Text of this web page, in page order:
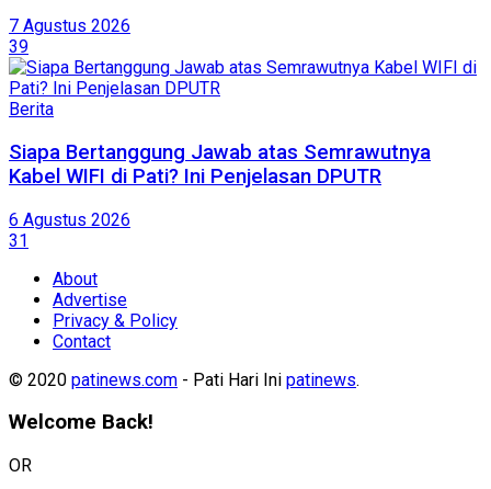
7 Agustus 2026
39
Berita
Siapa Bertanggung Jawab atas Semrawutnya
Kabel WIFI di Pati? Ini Penjelasan DPUTR
6 Agustus 2026
31
About
Advertise
Privacy & Policy
Contact
© 2020 patinews.com - Pati Hari Ini patinews.
Welcome Back!
OR